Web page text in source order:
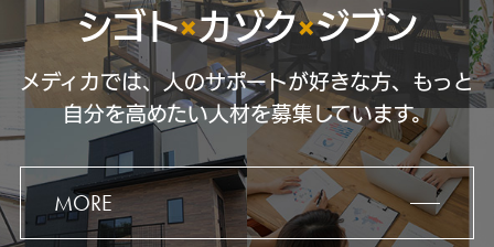
シゴト×カゾク×ジブン
メディカでは、人のサポートが好きな方、もっと
自分を高めたい人材を募集しています。
MORE